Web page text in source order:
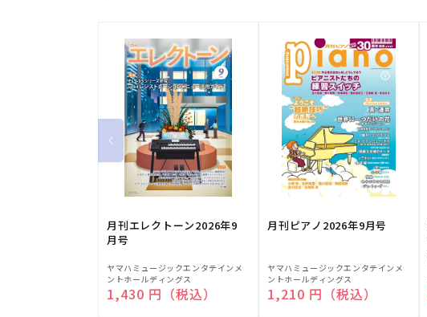
月刊エレクトーン2026年9
月号
販
売
元:
ヤマハミュージックエンタテインメ
ントホールディングス
通常価格
1,430 円（税込）
月刊ピアノ2026年9月号
販
売
元:
ヤマハミュージックエンタテインメ
ントホールディングス
通常価格
1,210 円（税込）